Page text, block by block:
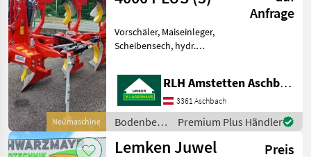
Neumaschine
Anfrage
Vorschäler, Maiseinleger,
Scheibensech, hydr.
Stützrad Rahmenhöhe 80
cm Körperstand 102 cm
TRACTION CONTROL
Rahmeneinschwenkzylinder
Vollblech
RLH Amstetten Aschbach
3361 Aschbach
Bodenbearbeitung
/ Pöttinger
Premium Plus Händler
Lemken Juwel
Preis